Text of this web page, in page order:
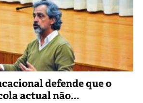
defende que o
actual não...